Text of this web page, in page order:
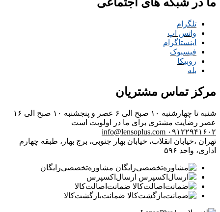
تلگرام
واتس اپ
اینستاگرام
فیسبوک
روبیکا
بله
مرکز تماس مشتریان
شنبه تا چهارشنبه ۱۰ صبح الی ۶ عصر و پنجشنبه ۱۰ صبح الی ۱۶
عصر رضایت مشتری برای ما در اولویت است
۰۹۱۲۲۹۴۱۶۰۲ info@lensoplus.com
تهران ،خیابان انقلاب، خیابان بهار جنوبی، برج بهار، طبقه چهارم
اداری، واحد ۵۹۶
مشاوره‌تخصصی‌رایگان
ارسال‌اکسپرس
ضمانت‌اصالت‌کالا
ضمانت‌بازگشت‌کالا